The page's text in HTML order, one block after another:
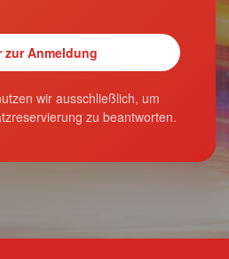
wir ausschließlich, um
zu beantworten.